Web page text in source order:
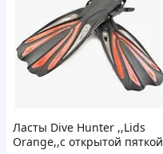
Ласты Dive Hunter ,,Lids
Orange,,с открытой пяткой